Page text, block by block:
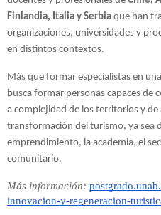
Finlandia, Italia y Serbia que han
organizaciones, universidades y
en distintos contextos.
Más que formar especialistas en
busca formar personas capaces de
a complejidad de los territorios y de
transformación del turismo, ya sea
emprendimiento, la academia, el
comunitario.
Más información:
innovacion-y-regeneracion-